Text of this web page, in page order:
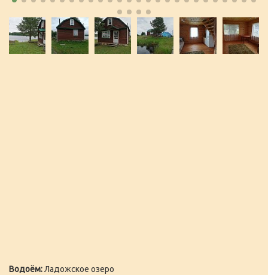
Водоём:Ладожское озеро